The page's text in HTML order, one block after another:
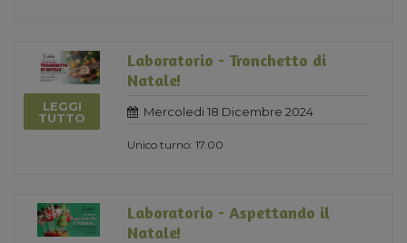
LEGGI
TUTTO
Laboratorio - Tronchetto di
Natale!
Mercoledi 18 Dicembre 2024
Unico turno: 17.00
Laboratorio - Aspettando il
Natale!